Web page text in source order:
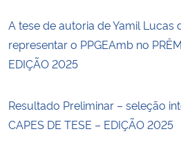
A tese de autoria de Yamil Lucas
representar o PPGEAmb no
EDIÇÃO 2025
Resultado Preliminar – seleção
CAPES DE TESE – EDIÇÃO 2025